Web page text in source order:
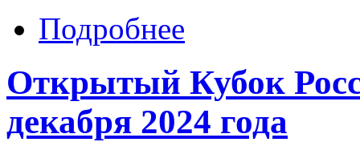
Подробнее
Открытый Кубок
декабря 2024 года